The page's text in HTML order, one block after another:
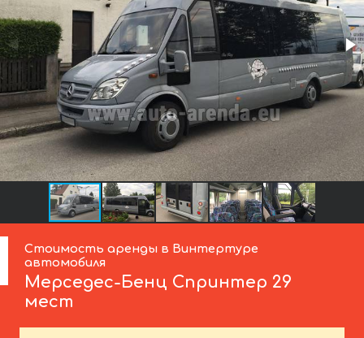
Стоимость аренды в Винтертуре
автомобиля
Мерседес-Бенц Спринтер 29
мест